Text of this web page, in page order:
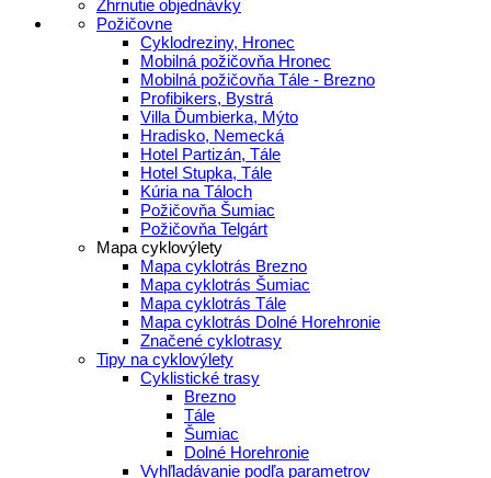
Zhrnutie objednávky
Požičovne
Cyklodreziny, Hronec
Mobilná požičovňa Hronec
Mobilná požičovňa Tále - Brezno
Profibikers, Bystrá
Villa Ďumbierka, Mýto
Hradisko, Nemecká
Hotel Partizán, Tále
Hotel Stupka, Tále
Kúria na Táloch
Požičovňa Šumiac
Požičovňa Telgárt
Mapa cyklovýlety
Mapa cyklotrás Brezno
Mapa cyklotrás Šumiac
Mapa cyklotrás Tále
Mapa cyklotrás Dolné Horehronie
Značené cyklotrasy
Tipy na cyklovýlety
Cyklistické trasy
Brezno
Tále
Šumiac
Dolné Horehronie
Vyhľladávanie podľa parametrov